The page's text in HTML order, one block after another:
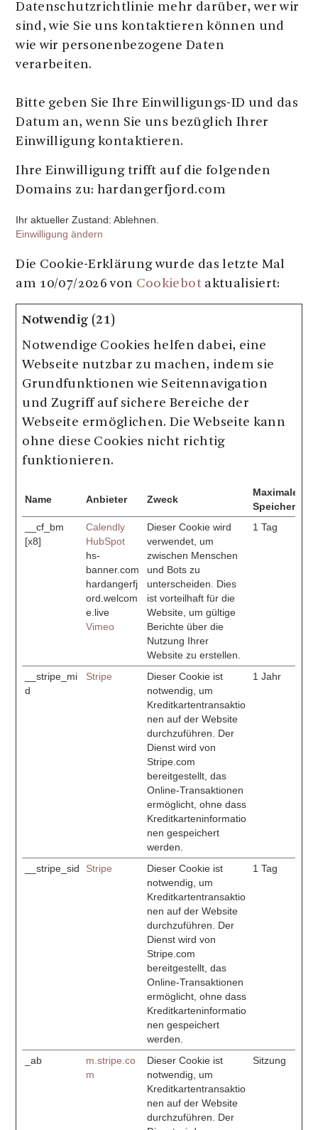
Datenschutzrichtlinie mehr darüber, wer wir
sind, wie Sie uns kontaktieren können und
wie wir personenbezogene Daten
verarbeiten.
Bitte geben Sie Ihre Einwilligungs-ID und das
Datum an, wenn Sie uns bezüglich Ihrer
Einwilligung kontaktieren.
Ihre Einwilligung trifft auf die folgenden
Domains zu: hardangerfjord.com
Ihr aktueller Zustand: Ablehnen.
Einwilligung ändern
Die Cookie-Erklärung wurde das letzte Mal
am 10/07/2026 von Cookiebotaktualisiert:
Notwendig (21)
Notwendige Cookies helfen dabei, eine
Webseite nutzbar zu machen, indem sie
Grundfunktionen wie Seitennavigation
und Zugriff auf sichere Bereiche der
Webseite ermöglichen. Die Webseite kann
ohne diese Cookies nicht richtig
funktionieren.
Name Anbieter Zweck
Maximale
__cf_bm
[x8]
Calendly
HubSpot
hs-
banner.com
hardangerfj
ord.welcom
e.live
Vimeo
Dieser Cookie wird
verwendet, um
zwischen Menschen
und Bots zu
unterscheiden. Dies
ist vorteilhaft für die
Website, um gültige
Berichte über die
Nutzung Ihrer
Website zu erstellen.
1 Tag
__stripe_mi
d
Stripe
Dieser Cookie ist
notwendig, um
Kreditkartentransaktio
nen auf der Website
durchzuführen. Der
Dienst wird von
Stripe.com
bereitgestellt, das
Online-Transaktionen
ermöglicht, ohne dass
Kreditkarteninformatio
nen gespeichert
werden.
1 Jahr
__stripe_sid Stripe
Dieser Cookie ist
notwendig, um
Kreditkartentransaktio
nen auf der Website
durchzuführen. Der
Dienst wird von
Stripe.com
bereitgestellt, das
Online-Transaktionen
ermöglicht, ohne dass
Kreditkarteninformatio
nen gespeichert
werden.
1 Tag
_ab
m.stripe.co
m
Dieser Cookie ist
notwendig, um
Kreditkartentransaktio
nen auf der Website
durchzuführen. Der
Sitzung